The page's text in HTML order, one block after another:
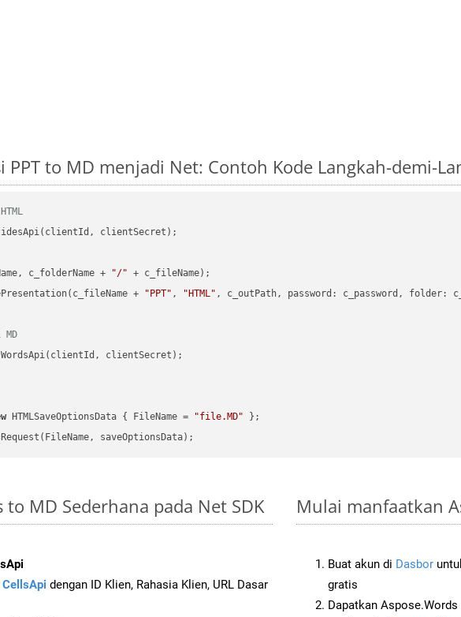
PPT to MD menjadi Net: Contoh Kode Langkah-demi-
clientSecret);
c_folderName + "/" + c_fileName);
+
"PPT" , "HTML" , c_outPath, password : c_password, folder:
WordsApi(clientId, clientSecret);
HTMLSaveOptionsData { FileName = "file.MD"
to MD Sederhana pada Net SDK
CellsApi dengan ID Klien, Rahasia Klien, URL Dasar
Mulai manfaatkan
Buat akun di Dasbor
gratis
Dapatkan